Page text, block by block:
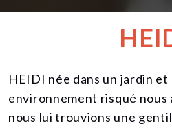
HEIDI née dans un jardin et
environnement risqué nous
nous lui trouvions une